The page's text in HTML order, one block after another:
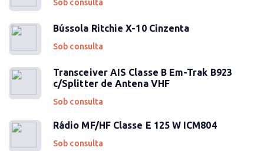
Sob consulta
Bússola Ritchie X-10 Cinzenta
Sob consulta
Transceiver AIS Classe B Em-Trak B923
c/Splitter de Antena VHF
Sob consulta
Rádio MF/HF Classe E 125 W ICM804
Sob consulta